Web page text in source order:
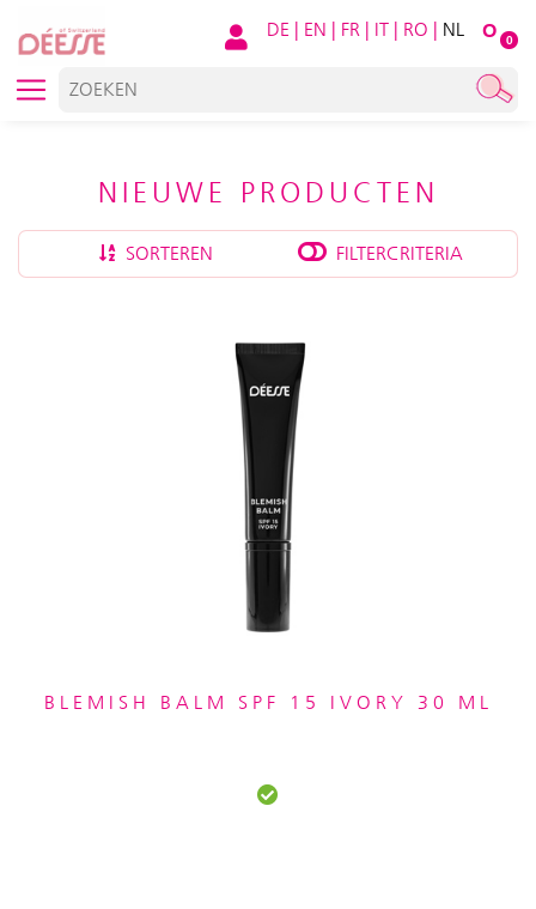
O 0
DE | EN | FR | IT | RO | NL
NIEUWE PRODUCTEN
SORTEREN FILTERCRITERIA
BLEMISH BALM SPF 15 IVORY 30 ML